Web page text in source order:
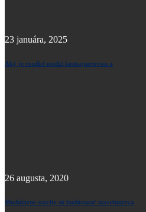
23 januára, 2025
Aký je rozdiel medzi kontajnerovou a
26 augusta, 2020
Modulárne stavby sú budúcnosť stavebníctva